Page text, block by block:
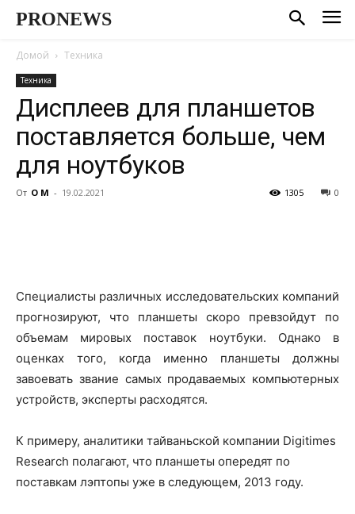
PRONEWS
Домой Техника
Техника
Дисплеев для планшетов
поставляется больше, чем
для ноутбуков
От О М - 19.02.2021 0
1305
Специалисты различных исследовательских компаний
прогнозируют, что планшеты скоро превзойдут по
объемам мировых поставок ноутбуки. Однако в
оценках того, когда именно планшеты должны
завоевать звание самых продаваемых компьютерных
устройств, эксперты расходятся.
К примеру, аналитики тайваньской компании Digitimes
Research полагают, что планшеты опередят по
поставкам лэптопы уже в следующем, 2013 году.